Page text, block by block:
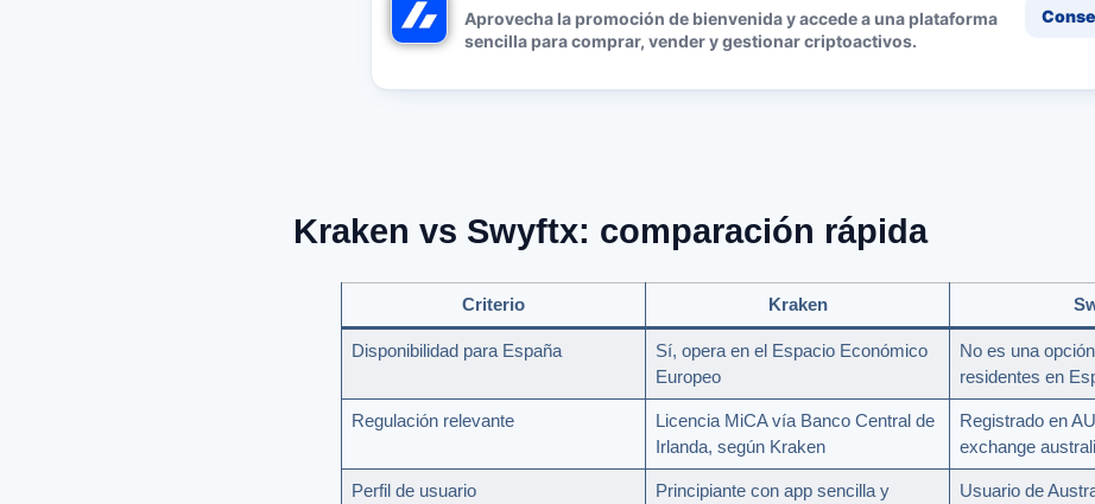
Aprovecha la promoción de bienvenida y accede a una plataforma
sencilla para comprar, vender y gestionar criptoactivos.
Kraken vs Swyftx: comparación rápida
Criterio Kraken
Disponibilidad para España
Sí, opera en el Espacio Económico
Europeo
No es una
residentes en
Regulación relevante
Licencia MiCA vía Banco Central de
Irlanda, según Kraken
Registrado en
exchange
Perfil de usuario
Principiante con app sencilla y
Usuario de